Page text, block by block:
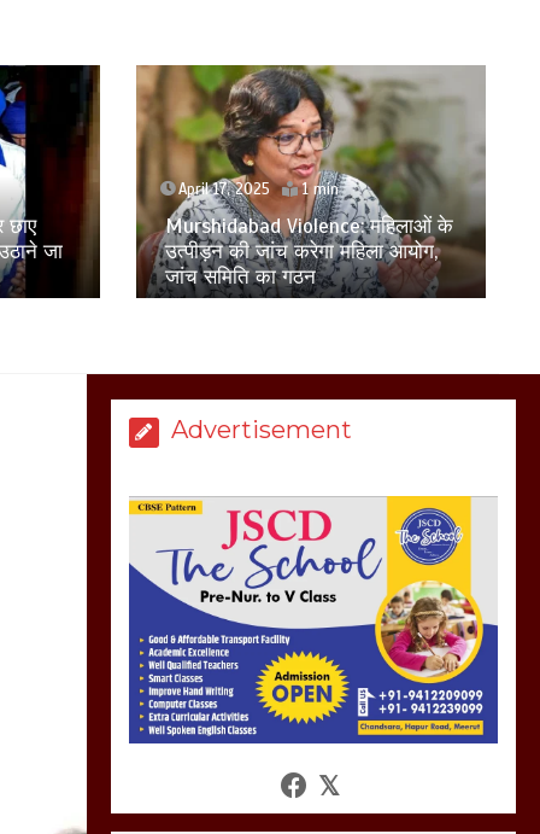
के
आयोग,
April 17, 2025 1 min
दिल्ली में अवैध रूप से रह रहे आठ
बांग्लादेशी नागरिक हिरासत में लिए गए
Advertisement
March 8, 2025
मेरठ सुराजकुंड शमशान
घाट में चिता से अस्थि
उठाकर खाते कुत्ते का
वीडियो इंटरनेट पर जमकर
कर होलिका को किया तहस
नहस,मोहल्ले वालों के साथ
की गई गाली गलोच ,कहा
अगर रखी गई होली तो होगा
खून खराबा,
March 11, 2025
आखिर क्यों जैनुल
सालीकिन को शहर काजी
नहीं बनने देना चाहते सुने
क्या कहा मौलाना कारी
शफीकुर्रहमान रहमान ने